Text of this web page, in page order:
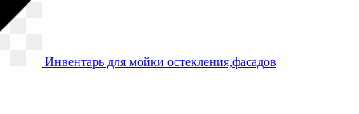
Инвентарь для мойки остекления,фасадов